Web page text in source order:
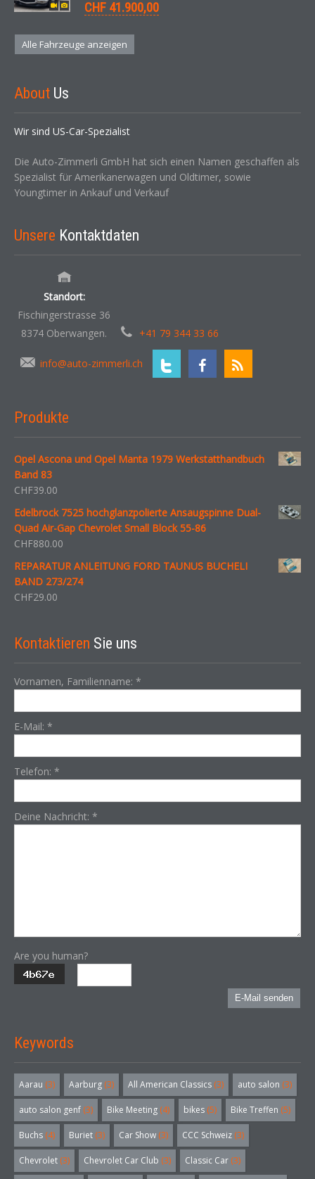
CHF 41.900,00
Alle Fahrzeuge anzeigen
About Us
Wir sind US-Car-Spezialist
Die Auto-Zimmerli GmbH hat sich einen Namen geschaffen als
Spezialist für Amerikanerwagen und Oldtimer, sowie
Youngtimer in Ankauf und Verkauf
Unsere Kontaktdaten
Standort:
Fischingerstrasse 36
8374 Oberwangen.
+41 79 344 33 66
info@auto-zimmerli.ch
Produkte
Opel Ascona und Opel Manta 1979 Werkstatthandbuch
Band 83
CHF39.00
Edelbrock 7525 hochglanzpolierte Ansaugspinne Dual-
Quad Air-Gap Chevrolet Small Block 55-86
CHF880.00
REPARATUR ANLEITUNG FORD TAUNUS BUCHELI
BAND 273/274
CHF29.00
Kontaktieren Sie uns
Vornamen, Familienname: *
E-Mail: *
Telefon: *
Deine Nachricht: *
Are you human?
E-Mail senden
Keywords
Aarau (3) Aarburg (3) All American Classics (3) auto salon (3)
auto salon genf (3) Bike Meeting (4) bikes (5) Bike Treffen (5)
Buchs (4) Buriet (3) Car Show (3) CCC Schweiz (3)
Chevrolet (3) Chevrolet Car Club (3) Classic Car (3)